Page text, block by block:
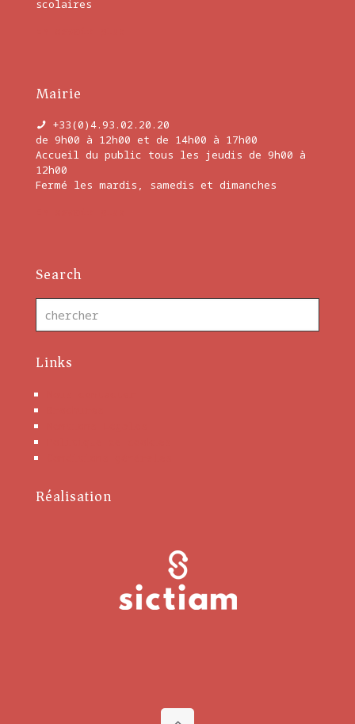
scolaires
Mairie
+33(0)4.93.02.20.20
de 9h00 à 12h00 et de 14h00 à 17h00
Accueil du public tous les jeudis de 9h00 à
12h00
Fermé les mardis, samedis et dimanches
Search
Links
Réalisation